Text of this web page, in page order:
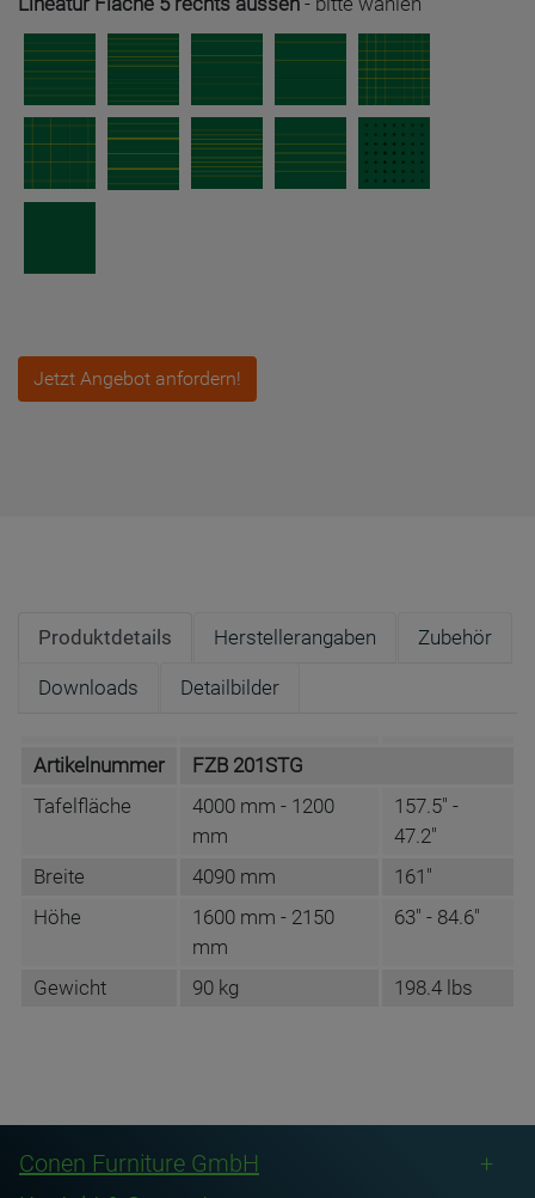
Jetzt Angebot anfordern!
Produktdetails Herstellerangaben Zubehör
Downloads Detailbilder
Artikelnummer
FZB 201STG
Tafelfläche
4000 mm - 1200
mm
157.5" -
47.2"
Breite
4090 mm
161"
Höhe
1600 mm - 2150
mm
63" - 84.6"
Gewicht 90 kg 198.4 lbs
Anschrift
Conenstr. 4
Tafelfläche gesondert aus!
Conen Furniture GmbH